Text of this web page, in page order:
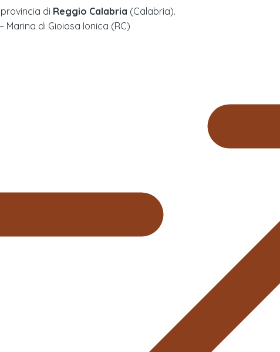
provincia di Reggio Calabria (Calabria).
Marina di Gioiosa Ionica (RC)